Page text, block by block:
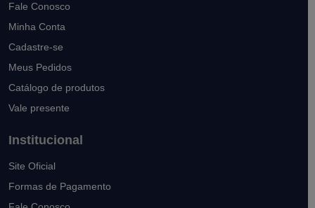
Fale Conosco
Minha Conta
Cadastre-se
Meus Pedidos
Catálogo de produtos
Vale presente
Institucional
Site Oficial
Formas de Pagamento